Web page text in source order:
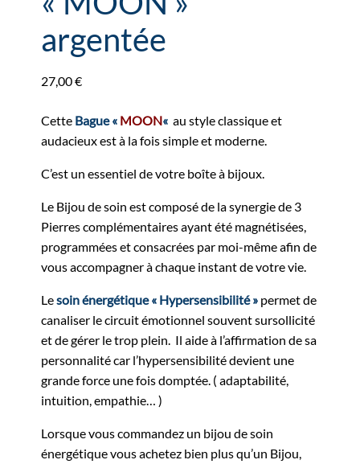
argentée
27,00€
Cette Bague « MOON« au style classique et
audacieux est à la fois simple et moderne.
C’est un essentiel de votre boîte à bijoux.
Le Bijou de soin est composé de la synergie de 3
Pierres complémentaires ayant été magnétisées,
programmées et consacrées par moi-même afin de
vous accompagner à chaque instant de votre vie.
Lesoin énergétique « Hypersensibilité » permet de
canaliser le circuit émotionnel souvent sursollicité
et de gérer le trop plein. Il aide à l’affirmation de sa
personnalité car l’hypersensibilité devient une
grande force une fois domptée. ( adaptabilité,
intuition, empathie… )
Lorsque vous commandez un bijou de soin
énergétique vous achetez bien plus qu’un Bijou,